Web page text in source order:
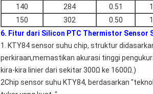
140
284 0.51
150
302 0.50
6. Fitur dari Silicon PTC Thermistor Sensor
1. KTY84 sensor suhu chip, struktur
perkiraan,memastikan akurasi tinggi
kira-kira linier dari sekitar 300Ω ke 1600Ω.)
2Chip sensor suhu KTY84, berdasarkan